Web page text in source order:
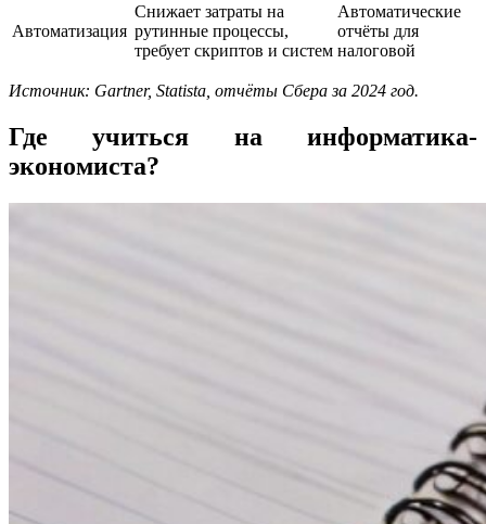
Автоматизация
Снижает затраты на
рутинные процессы,
требует скриптов и систем
Автоматические
отчёты для
налоговой
Источник: Gartner, Statista, отчёты Сбера за 2024 год.
Где учиться на информатика-
экономиста?